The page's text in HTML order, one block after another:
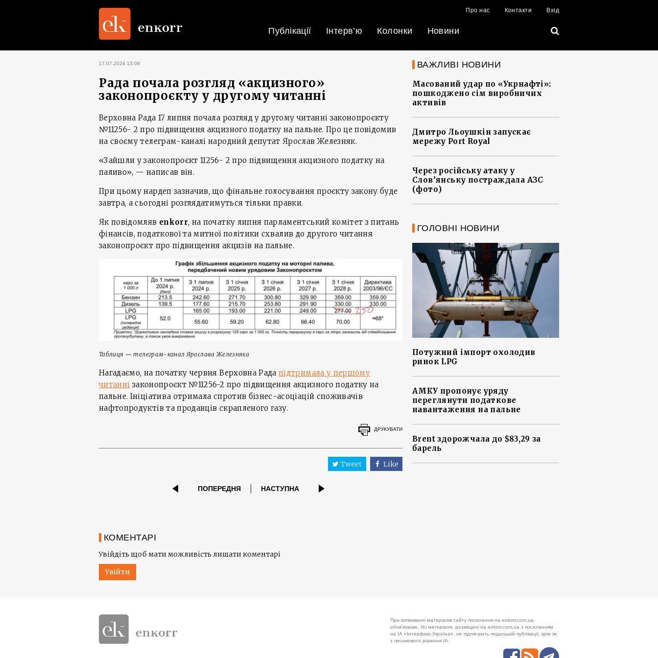
Про нас Контакти Вхід
Публікації Інтерв’ю Колонки Новини
17.07.2024 13:09
Рада почала розгляд «акцизного»
законопроєкту у другому читанні
Верховна Рада 17 липня почала розгляд у другому читанні законопроєкту
№11256- 2 про підвищення акцизного податку на пальне. Про це повідомив
на своєму телеграм-каналі народний депутат Ярослав Железняк.
«Зайшли у законопроєкт 11256- 2 про підвищення акцизного податку на
паливо», — написав він.
При цьому нардеп зазначив, що фінальне голосування проєкту закону буде
завтра, а сьогодні розглядатимуться тільки правки.
Як повідомляв enkorr, на початку липня парламентський комітет з питань
фінансів, податкової та митної політики схвалив до другого читання
законопроєкт про підвищення акцизів на пальне.
Таблиця — телеграм-канал Ярослава Железняка
Нагадаємо, на початку червня Верховна Радапідтримала у першому
читанні законопроєкт №11256-2 про підвищення акцизного податку на
пальне. Ініціатива отримала спротив бізнес-асоціацій споживачів
нафтопродуктів та продавців скрапленого газу.
ДРУКУВАТИ
Tweet Like
ПОПЕРЕДНЯ НАСТУПНА
КОМЕНТАРІ
Увійдіть щоб мати можливість лишати коментарі
Увійти
ВАЖЛИВІ НОВИНИ
Масований удар по «Укрнафті»:
пошкоджено сім виробничих
активів
Дмитро Льоушкін запускає
мережу Port Royal
Через російську атаку у
Слов’янську постраждала АЗС
(фото)
ГОЛОВНІ НОВИНИ
Потужний імпорт охолодив
ринок LPG
АМКУ пропонує уряду
переглянути податкове
навантаження на пальне
Brent здорожчала до $83,29 за
барель
При копіюванні матеріалів сайту посилання на enkorr.com.ua
обов'язкове. Усі матеріали, розміщені на enkorr.com.ua з посиланням
на ІА «Інтерфакс-Україна», не підлягають подальшій публікації, крім як
з письмового рішення ІА.